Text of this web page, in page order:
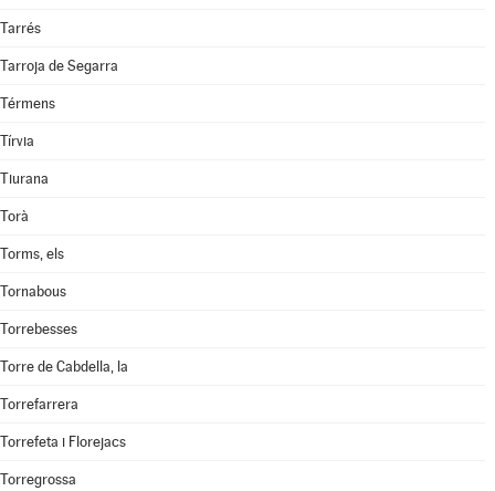
Tarrés
Tarroja de Segarra
Térmens
Tírvia
Tiurana
Torà
Torms, els
Tornabous
Torrebesses
Torre de Cabdella, la
Torrefarrera
Torrefeta i Florejacs
Torregrossa